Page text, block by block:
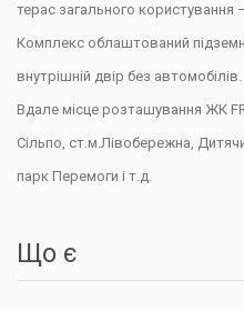
терас загального
Комплекс облаштований
внутрішній двір без автомобілів.
Вдале місце розташування ЖК
Сільпо, ст.м.Лівобережна,
парк Перемоги і т.д.
Що є